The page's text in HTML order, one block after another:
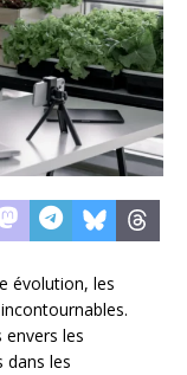
évolution, les
les
dans les